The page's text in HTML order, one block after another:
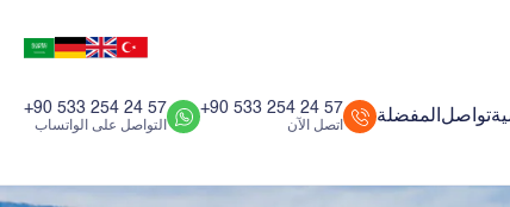
تواصل المفضلة +90 533 254 24 57
اتصل الآن
+90 533 254 24 57
التواصل على الواتساب